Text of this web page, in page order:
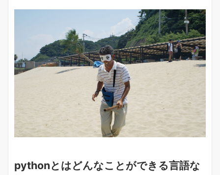
pythonとはどんなことができる言語な